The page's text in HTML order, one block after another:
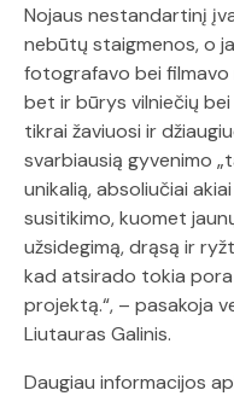
Nojaus nestandartinį
nebūtų staigmenos, o
fotografavo bei
bet ir būrys vilniečių
tikrai žaviuosi ir
svarbiausią gyvenimo
unikalią, absoliučiai
susitikimo, kuomet
užsidegimą, drąsą ir
kad atsirado tokia
projektą.“, – pasakoja
Liutauras Galinis.
Daugiau informacijos